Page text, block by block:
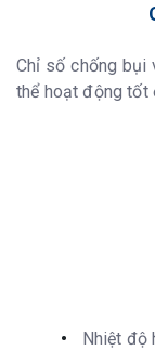
Chỉ số chống bụi
thể hoạt động tốt
Nhiệt độ